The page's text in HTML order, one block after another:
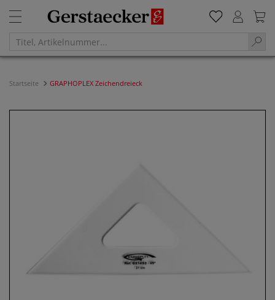
Startseite GRAPHOPLEX Zeichendreieck